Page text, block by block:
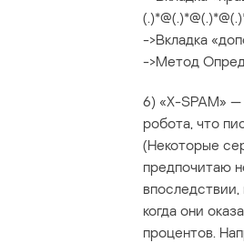
->Вкладка
->Метод
6) «X-SPAM» —
робота, что
(Некоторые
предпочитаю
когда они
процентов.